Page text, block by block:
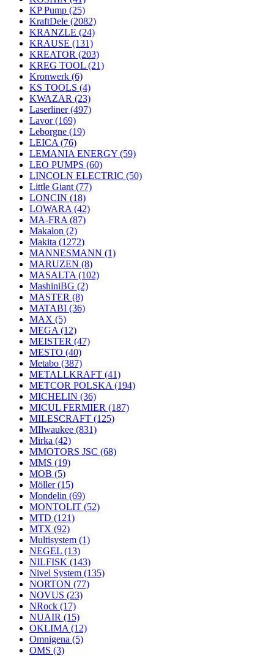
KP Pump (25)
KraftDele (2082)
KRANZLE (24)
KRAUSE (131)
KREATOR (203)
KREG TOOL (21)
Kronwerk (6)
KS TOOLS (4)
KWAZAR (23)
Laserliner(497)
Lavor(169)
Leborgne (19)
LEICA (76)
LEMANIA ENERGY (59)
LEO PUMPS (60)
LINCOLN ELECTRIC (50)
Little Giant (77)
LONCIN (18)
LOWARA (42)
MA-FRA (87)
Makalon (2)
Makita (1272)
MANNESMANN (1)
MARUZEN (8)
MASALTA (102)
MashiniBG (2)
MASTER (8)
MATABI (36)
MAX (5)
MEGA (12)
MEISTER (47)
MESTO (40)
Metabo (387)
METALLKRAFT (41)
METCOR POLSKA (194)
MICHELIN (36)
MICUL FERMIER (187)
MILESCRAFT (125)
MIlwaukee (831)
Mirka (42)
MMOTORS JSC (68)
MMS (19)
MOB (5)
Möller(15)
Mondelin (69)
MONTOLIT (52)
MTD (121)
MTX (92)
Multisystem (1)
NEGEL (13)
NILFISK (143)
Nivel System (135)
NORTON (77)
NOVUS (23)
NRock (17)
NUAIR (15)
OKLIMA (12)
Omnigena (5)
OMS (3)